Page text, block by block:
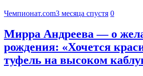
Чемпионат.com3 месяца спустя 0
Мирра Андреева — о
рождения: «Хочется
туфель на высоком